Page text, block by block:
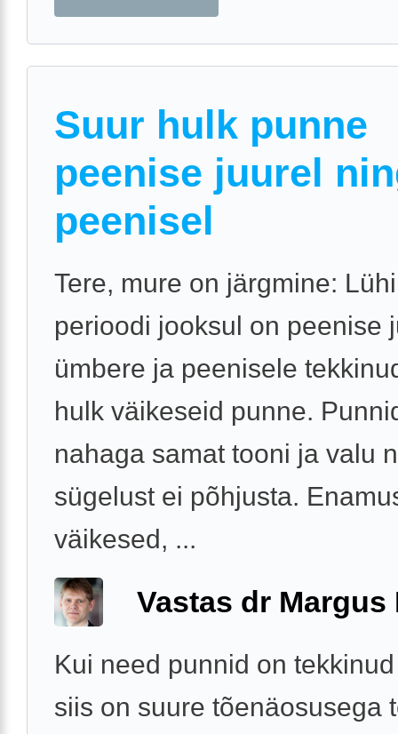
Suur hulk punne
peenise juurel
peenisel
Tere, mure on järgmine:
perioodi jooksul on peenise
ümbere ja peenisele
hulk väikeseid punne.
nahaga samat tooni ja valu
sügelust ei põhjusta.
väikesed, ...
Vastas dr Margus
Kui need punnid on
siis on suure tõenäosusega